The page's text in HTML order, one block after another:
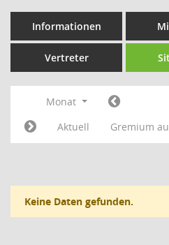
Informationen
Vertreter
Monat
Aktuell
Gremium
Keine Daten gefunden.